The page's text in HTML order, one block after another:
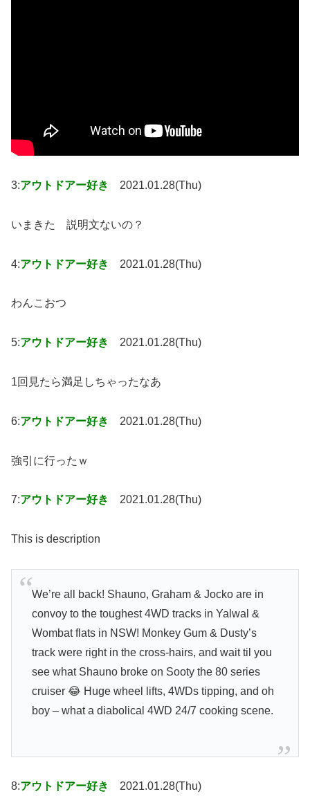
3:アウトドアー好き 2021.01.28(Thu)
いまきた 説明文ないの？
4:アウトドアー好き 2021.01.28(Thu)
わんこおつ
5:アウトドアー好き 2021.01.28(Thu)
1回見たら満足しちゃったなあ
6:アウトドアー好き 2021.01.28(Thu)
強引に行ったｗ
7:アウトドアー好き 2021.01.28(Thu)
This is description
We’re all back! Shauno, Graham & Jocko are in
convoy to the toughest 4WD tracks in Yalwal &
Wombat flats in NSW! Monkey Gum & Dusty’s
track were right in the cross-hairs, and wait til you
see what Shauno broke on Sooty the 80 series
cruiser 😂 Huge wheel lifts, 4WDs tipping, and oh
boy – what a diabolical 4WD 24/7 cooking scene.
8:アウトドアー好き 2021.01.28(Thu)